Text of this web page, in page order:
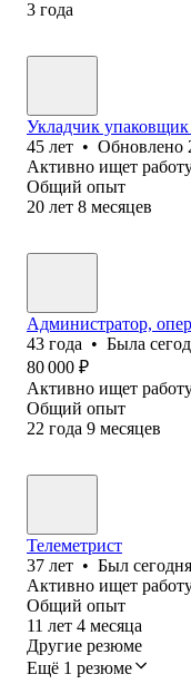
3 года
Укладчик
45 лет • Обновлено
Активно ищет
Общий опыт
20 лет 8 месяцев
Администратор,
43 года • Была
80 000 ₽
Активно ищет
Общий опыт
22 года 9 месяцев
Телеметрист
37 лет • Был сегодня
Активно ищет
Общий опыт
11 лет 4 месяца
Другие резюме
Ещё 1 резюме